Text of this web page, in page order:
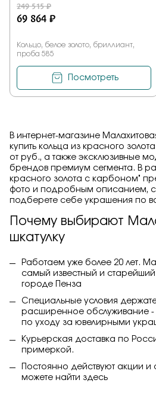
249 515 ₽
69 864 ₽
Кольцо, белое золото, бриллиант,
проба 585
Посмотреть
В интернет-магазине
купить кольца из красного
от руб., а также эксклюзивные
брендов премиум сегмента. В
красного золота с карбоном"
фото и подробным описанием,
подберете себе украшения по
Почему выбирают
шкатулку
Работаем уже более 20 лет.
самый известный и
городе Пенза
Специальные условия
расширенное обслуживание -
по уходу за ювелирными
Курьерская доставка по
примеркой.
Постоянно действуют акции и
можете найти здесь